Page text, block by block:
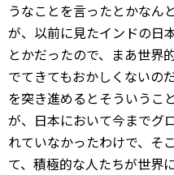
うなことを言ったとかなん
が、以前に見たインドの日
とかだったので、まあ世界
でてきてもおかしくないの
を突き進めるとそういうこ
が、日本において今までグ
れていなかったわけで、そ
て、積極的な人たちが世界